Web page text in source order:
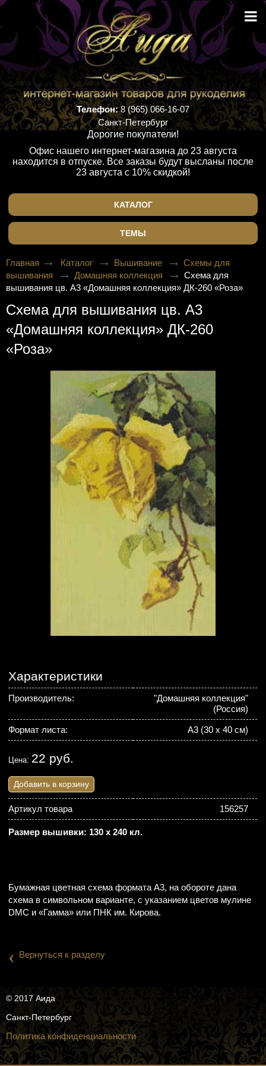
Телефон:8 (965) 066-16-07
Санкт-Петербург
Дорогие покупатели!
Офис нашего интернет-магазина до 23 августа
находится в отпуске. Все заказы будут высланы после
23 августа с 10% скидкой!
КАТАЛОГ
ТЕМЫ
Главная Каталог Вышивание
Схемы для
вышивания
Домашняя коллекция
Схема для
вышивания цв. А3 «Домашняя коллекция» ДК-260 «Роза»
Схема для вышивания цв. А3
«Домашняя коллекция» ДК-260
«Роза»
Характеристики
Производитель:
"Домашняя коллекция"
(Россия)
Формат листа: А3 (30 х 40 см)
Цена: 22 руб.
Добавить в корзину
Артикул товара 156257
Размер вышивки: 130 х 240 кл.
Бумажная цветная схема формата А3, на обороте дана
схема в символьном варианте, с указанием цветов мулине
DMC и «Гамма» или ПНК им. Кирова.
‹ Вернуться к разделу
© 2017 Аида
Санкт-Петербург
Политика конфиденциальности